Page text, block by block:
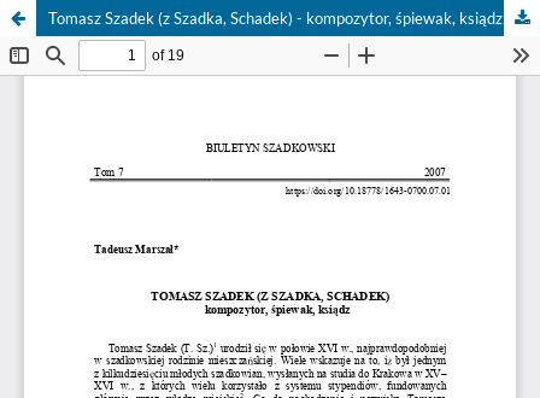
Tomasz Szadek (z Szadka, Schadek) - kompozytor, śpiewak, ksiądz